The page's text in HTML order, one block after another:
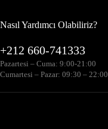
Nasıl Yardımcı Olabiliriz?
+212 660-741333
Pazartesi – Cuma: 9:00-21:00
Cumartesi – Pazar: 09:30 – 22:00